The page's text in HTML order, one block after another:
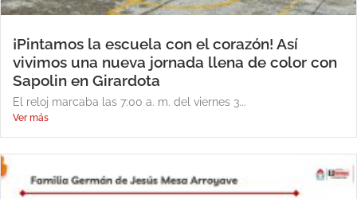
¡Pintamos la escuela con el corazón! Así
vivimos una nueva jornada llena de color con
Sapolin en Girardota
El reloj marcaba las 7:00 a. m. del viernes 3...
Ver más